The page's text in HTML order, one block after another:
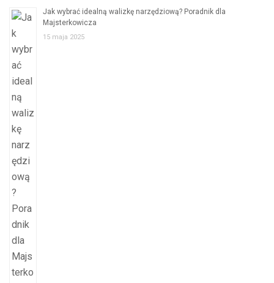
Jak wybrać idealną walizkę narzędziową? Poradnik dla
Majsterkowicza
15 maja 2025